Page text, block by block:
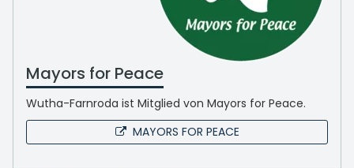
Mayors for Peace
Wutha-Farnroda ist Mitglied von Mayors for Peace.
MAYORS FOR PEACE